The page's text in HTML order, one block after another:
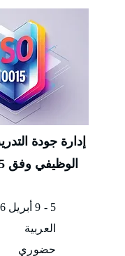
إدارة جودة
ISO 10015 الوظيفي وفق
5 - 9 أبريل 2026
العربية
حضوري